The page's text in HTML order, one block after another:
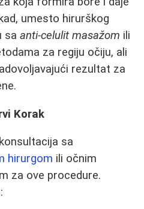
umesto hirurškog
sa anti-celulit masažom ili
za regiju očiju, ali
rezultat za
Korak
sa
hirurgom ili očnim
za ove procedure.